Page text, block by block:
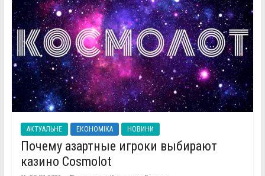
АКТУАЛЬНЕ ЕКОНОМІКА НОВИНИ
Почему азартные игроки выбирают
казино Cosmolot